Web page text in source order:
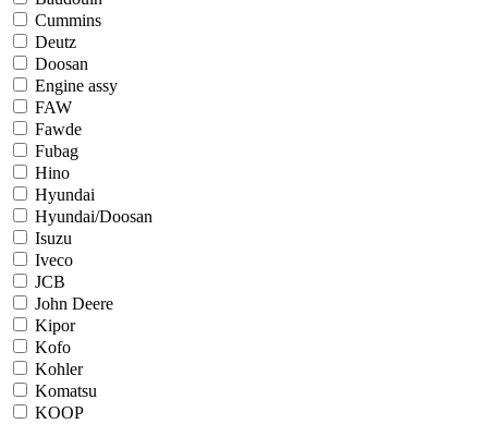
Cummins
Deutz
Doosan
Engine assy
FAW
Fawde
Fubag
Hino
Hyundai
Hyundai/Doosan
Isuzu
Iveco
JCB
John Deere
Kipor
Kofo
Kohler
Komatsu
KOOP